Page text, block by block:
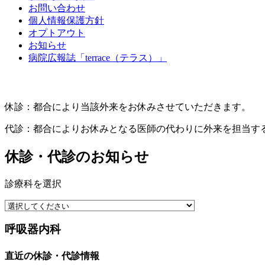
お問い合わせ
個人情報保護方針
オプトアウト
お知らせ
病院広報誌「terrace（テラス）」
休診：都合により当該外来をお休みさせていただきます。
代診：都合によりお休みとなる医師の代わりに外来を担当す
休診・代診のお知らせ
診療科を選択
呼吸器内科
直近の休診・代診情報